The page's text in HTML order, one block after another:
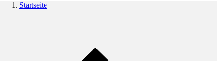
Startseite